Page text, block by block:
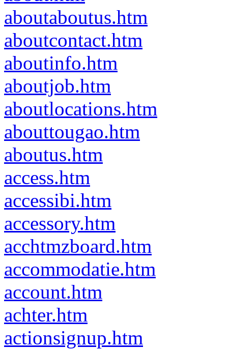
aboutaboutus.htm
aboutcontact.htm
aboutinfo.htm
aboutjob.htm
aboutlocations.htm
abouttougao.htm
aboutus.htm
access.htm
accessibi.htm
accessory.htm
acchtmzboard.htm
accommodatie.htm
account.htm
achter.htm
actionsignup.htm